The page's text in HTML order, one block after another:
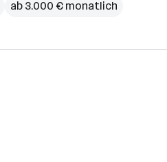
ab 3.000 € monatlich